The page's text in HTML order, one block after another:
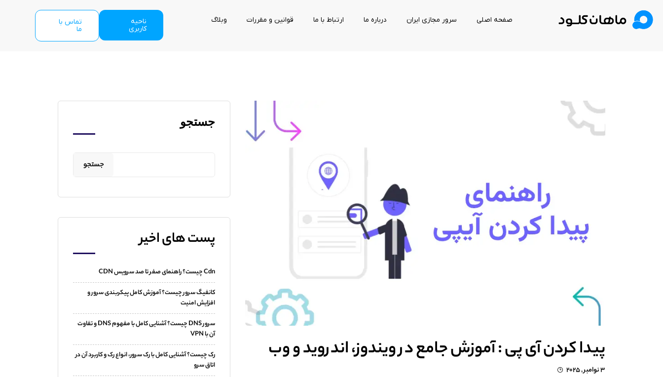
صفحه اصلی سرور مجازی ایران درباره ما ارتباط با ما قوانین و مقررات وبلاگ ناحیه
کاربری
تماس با
ما
پیدا کردن آی پی : آموزش جامع در ویندوز، اندروید و وب
3 نوامبر , 2025
جستجو
جستجو
پست های اخیر
Cdn چیست؟ راهنمای صفر تا صد سرویس CDN
کانفیگ سرور چیست؟ آموزش کامل پیکربندی سرور و
افزایش امنیت
سرور DNS چیست؟ آشنایی کامل با مفهوم DNS و تفاوت
آن با VPN
رک چیست؟ آشنایی کامل با رک سرور، انواع رک و کاربرد آن در
اتاق سرو